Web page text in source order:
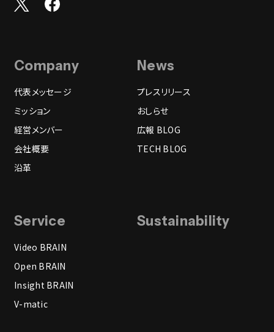
Company
代表メッセージ
ミッション
経営メンバー
会社概要
沿革
News
プレスリリース
おしらせ
広報 BLOG
TECH BLOG
Service
Video BRAIN
Open BRAIN
Insight BRAIN
V-matic
Sustainability